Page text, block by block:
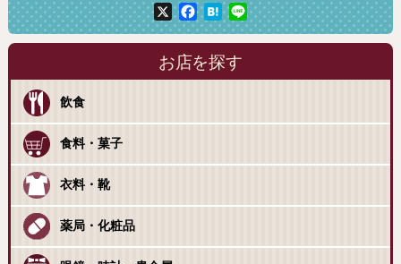
X Facebook
Hatena
Line
お店を探す
飲食
食料・菓子
衣料・靴
薬局・化粧品